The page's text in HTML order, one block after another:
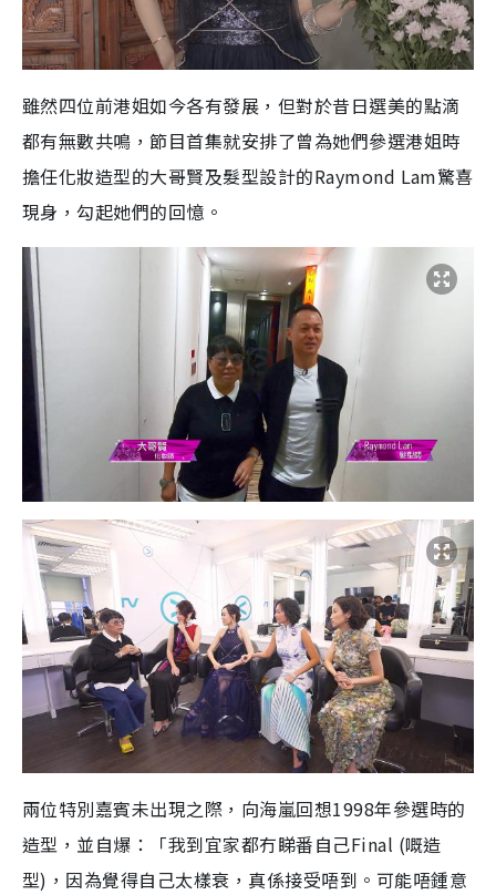
雖然四位前港姐如今各有發展，但對於昔日選美的點滴
都有無數共鳴，節目首集就安排了曾為她們參選港姐時
擔任化妝造型的大哥賢及髮型設計的Raymond Lam驚喜
現身，勾起她們的回憶。
兩位特別嘉賓未出現之際，向海嵐回想1998年參選時的
造型，並自爆：「我到宜家都冇睇番自己Final (嘅造
型)，因為覺得自己太樣衰，真係接受唔到。可能唔鍾意